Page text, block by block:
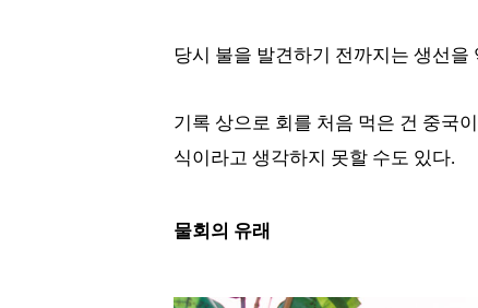
당시 불을 발견하기 전까지는 생선
기록 상으로 회를 처음 먹은 건 중국
식이라고 생각하지 못할 수도 있다.
물회의 유래